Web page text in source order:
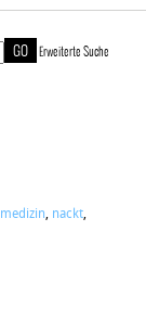
Erweiterte Suche
medizin, nackt,